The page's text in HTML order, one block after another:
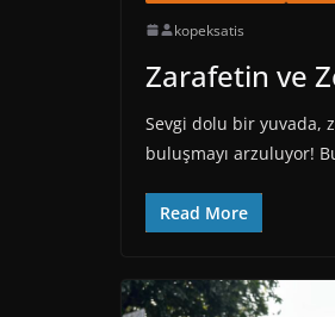
kopeksatis
Zarafetin ve
Sevgi dolu bir yuvada,
buluşmayı arzuluyor!
Read More